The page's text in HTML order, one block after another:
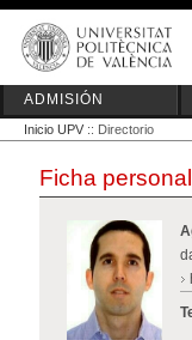
ADMISIÓN
Inicio UPV :: Directorio
Ficha personal